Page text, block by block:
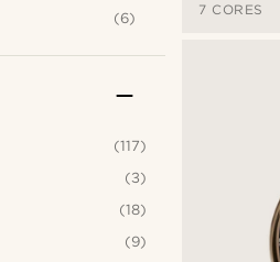
7 CORES
(6)
(117)
(3)
(18)
(9)